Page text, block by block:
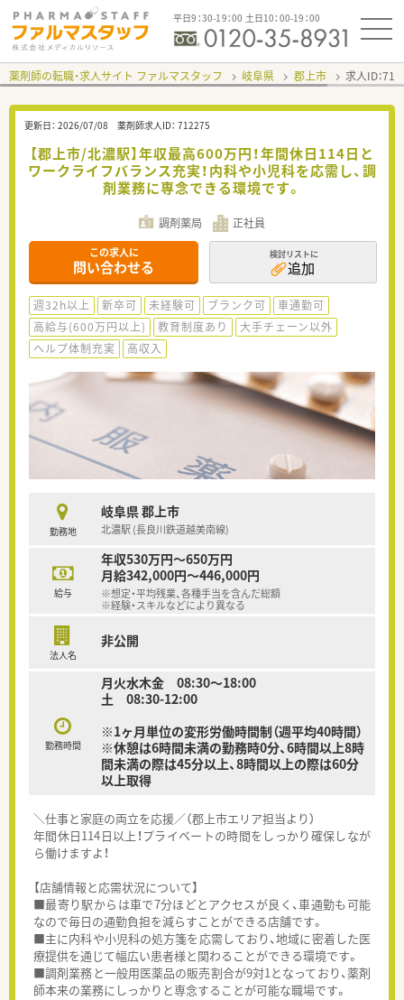
平日9：30-19：00 土日10：00-19：00
薬剤師の転職・求人サイト ファルマスタッフ 岐阜県 郡上市 求人ID：
更新日： 2026/07/08 薬剤師求人ID： 712275
【郡上市/北濃駅】年収最高600万円！年間休日114日と
ワークライフバランス充実！内科や小児科を応需し、調
剤業務に専念できる環境です。
調剤薬局 正社員
この求人に
問い合わせる
検討リストに
追加
週32h以上 新卒可 未経験可 ブランク可
車通勤可
高給与(600万円以上)
教育制度あり
大手チェーン以外
ヘルプ体制充実
高収入
勤務地
岐阜県 郡上市
北濃駅 (長良川鉄道越美南線)
給与
年収530万円～650万円
月給342,000円～446,000円
※想定・平均残業、各種手当を含んだ総額
※経験・スキルなどにより異なる
法人名
非公開
勤務時間
月火水木金 08:30〜18:00
土 08:30-12:00
※1ヶ月単位の変形労働時間制（週平均40時間）
※休憩は6時間未満の勤務時0分、6時間以上8時
間未満の際は45分以上、8時間以上の際は60分
以上取得
＼仕事と家庭の両立を応援／（郡上市エリア担当より）
年間休日114日以上！プライベートの時間をしっかり確保しなが
ら働けますよ！
【店舗情報と応需状況について】
■最寄り駅からは車で7分ほどとアクセスが良く、車通勤も可能
なので毎日の通勤負担を減らすことができる店舗です。
■主に内科や小児科の処方箋を応需しており、地域に密着した医
療提供を通じて幅広い患者様と関わることができる環境です。
■調剤業務と一般用医薬品の販売割合が9対1となっており、薬剤
師本来の業務にしっかりと専念することが可能な職場です。